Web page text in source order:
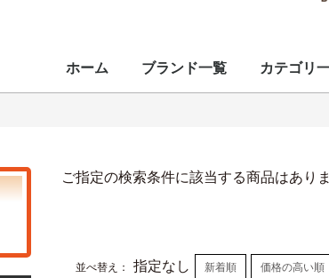
ホーム ブランド一覧 カテゴリ
ご指定の検索条件に該当する商品はあり
並べ替え： 指定なし 新着順 価格の高い順